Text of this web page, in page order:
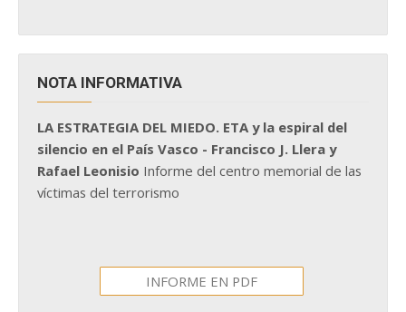
NOTA INFORMATIVA
LA ESTRATEGIA DEL MIEDO. ETA y la espiral del
silencio en el País Vasco - Francisco J. Llera y
Rafael Leonisio Informe del centro memorial de las
víctimas del terrorismo
INFORME EN PDF